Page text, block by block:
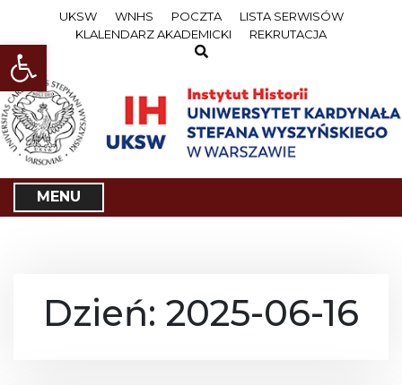
Open toolbar
i
o
c
o
t
UKSW WNHS POCZTA
LISTA SERWISÓW
KLALENDARZ AKADEMICKI
REKRUTACJA
MENU
Dzień: 2025-06-16